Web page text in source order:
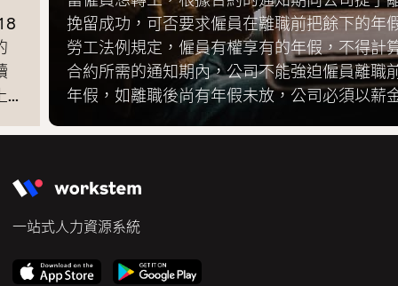
挽留成功，可否要求僱員在離職前把餘下的年假放完
勞工法例規定，僱員有權享有的年假，不得計算在終
合約所需的通知期內，公司不能強迫僱員離職前放取
年假，如離職後尚有年假未放，公司必須以薪金補償...
一站式人力資源系統